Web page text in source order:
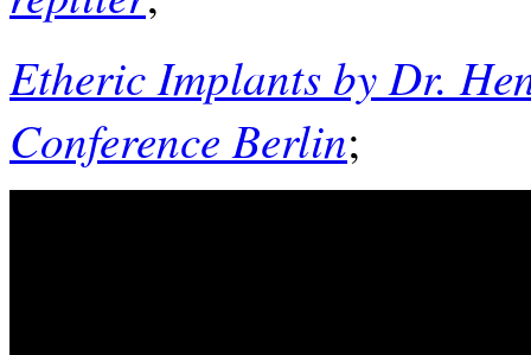
Etheric Implants by Dr.
Conference Berlin;